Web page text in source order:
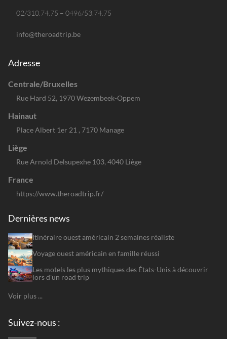
02/310.74.75 – 0496/53.74.75
info@theroadtrip.be
Adresse
Centrale/Bruxelles
Rue Hard 52, 1970 Wezembeek-Oppem
Hainaut
Place Albert 1er 21 , 7170 Manage
Liège
Rue Arnold Delsupexhe 103, 4040 Liège
France
https://www.theroadtrip.fr/
Dernières news
Itinéraire ouest américain 2 semaines réaliste
Voyage ouest américain en famille réussi
Les motels les plus mythiques des États-Unis à découvrir
lors d'un road trip
Voir plus ...
Suivez-nous :